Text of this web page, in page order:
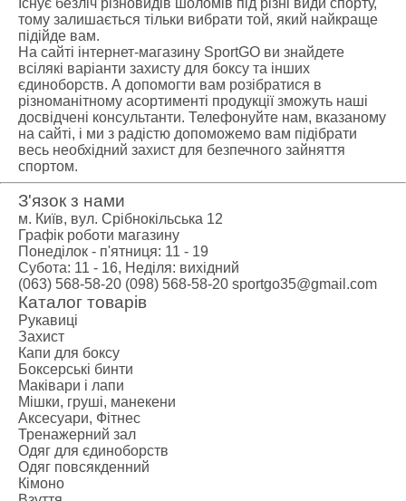
тому залишається тільки вибрати той, який найкраще
підійде вам.
На сайті інтернет-магазину SportGO ви знайдете
всілякі варіанти захисту для боксу та інших
єдиноборств. А допомогти вам розібратися в
різноманітному асортименті продукції зможуть наші
досвідчені консультанти. Телефонуйте нам, вказаному
на сайті, і ми з радістю допоможемо вам підібрати
весь необхідний захист для безпечного зайняття
спортом.
З'язок з нами
м. Київ, вул. Срібнокільська 12
Графік роботи магазину
Понеділок - п'ятниця: 11 - 19
Субота: 11 - 16, Неділя: вихідний
(063) 568-58-20 (098) 568-58-20 sportgo35@gmail.com
Каталог товарів
Рукавиці
Захист
Капи для боксу
Боксерські бинти
Маківари і лапи
Мішки, груші, манекени
Аксесуари, Фітнес
Тренажерний зал
Одяг для єдиноборств
Одяг повсякденний
Кімоно